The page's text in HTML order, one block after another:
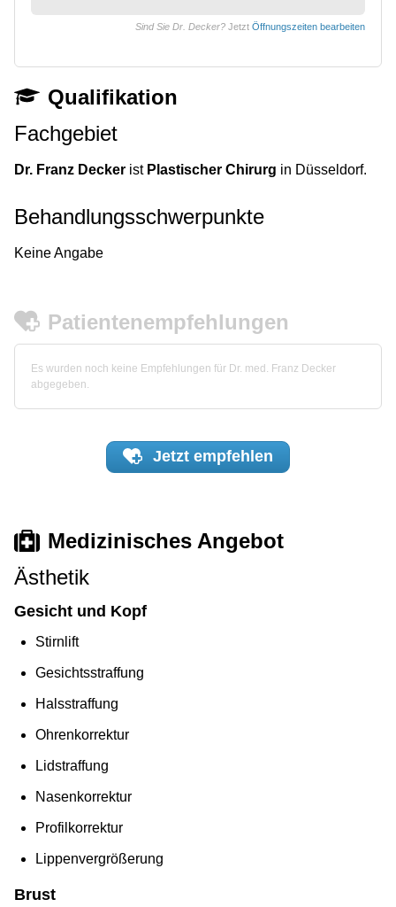
Sind Sie Dr. Decker? Jetzt Öffnungszeiten bearbeiten
Qualifikation
Fachgebiet
Dr. Franz Decker ist Plastischer Chirurg in Düsseldorf.
Behandlungsschwerpunkte
Keine Angabe
Patientenempfehlungen
Es wurden noch keine Empfehlungen für Dr. med. Franz Decker
abgegeben.
Jetzt empfehlen
Medizinisches Angebot
Ästhetik
Gesicht und Kopf
Stirnlift
Gesichtsstraffung
Halsstraffung
Ohrenkorrektur
Lidstraffung
Nasenkorrektur
Profilkorrektur
Lippenvergrößerung
Brust